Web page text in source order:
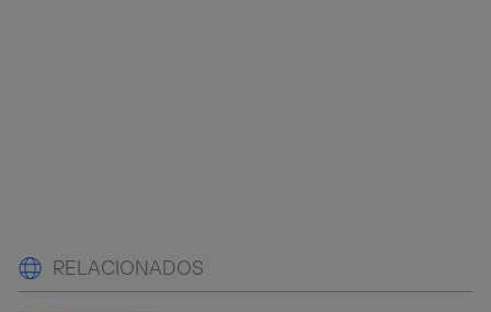
RELACIONADOS